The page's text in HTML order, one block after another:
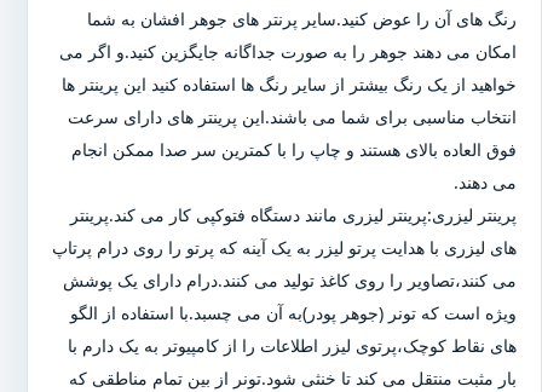
رنگ های آن را عوض کنید.سایر پرنتر های جوهر افشان به شما
امکان می دهند جوهر را به صورت جداگانه جایگزین کنید.و اگر می
خواهید از یک رنگ بیشتر از سایر رنگ ها استفاده کنید این پرینتر ها
انتخاب مناسبی برای شما می باشند.این پرینتر های دارای سرعت
فوق العاده بالای هستند و چاپ را با کمترین سر صدا ممکن انجام
می دهند.
پرینتر لیزری:پرینتر لیزری مانند دستگاه فتوکپی کار می کند.پرینتر
های لیزری با هدایت پرتو لیزر به یک آینه که پرتو را روی درام پرتاپ
می کنند،تصاویر را روی کاغذ تولید می کنند.درام دارای یک پوشش
ویژه است که تونر (جوهر پودر)به آن می چسبد.با استفاده از الگو
های نقاط کوچک،پرتوی لیزر اطلاعات را از کامپیوتر به یک دارم با
بار مثبت منتقل می کند تا خنثی شود.تونر از بین تمام مناطقی که